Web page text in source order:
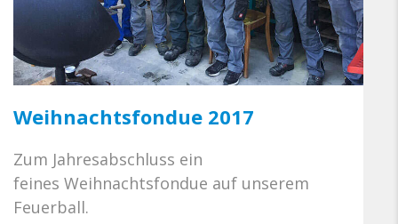
Weihnachtsfondue 2017
Zum Jahresabschluss ein
feines Weihnachtsfondue auf unserem
Feuerball.